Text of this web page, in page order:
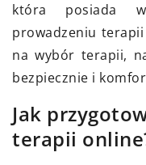
która posiada
prowadzeniu
na wybór terapii,
bezpiecznie i
Jak
terapii